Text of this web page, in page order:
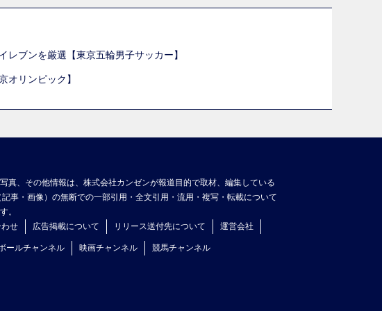
ブンを厳選【東京五輪男子サッカー】
リンピック】
真、その他情報は、株式会社カンゼンが報道目的で取材、編集している
事・画像）の無断での一部引用・全文引用・流用・複写・転載について
。
せ 広告掲載について リリース送付先について 運営会社
ールチャンネル 映画チャンネル 競馬チャンネル